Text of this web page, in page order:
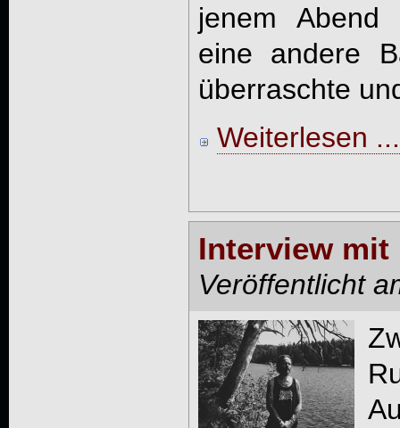
jenem Abend
eine andere
überraschte
Weiterlesen ...
Interview mit
Veröffentlicht